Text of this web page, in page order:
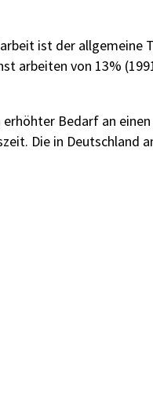
ist der allgemeine
arbeiten von 13%
Bedarf an
Die in Deutschland